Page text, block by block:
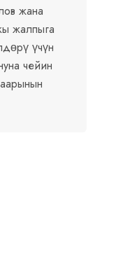
жана
жалпыга
үчүн
чейин